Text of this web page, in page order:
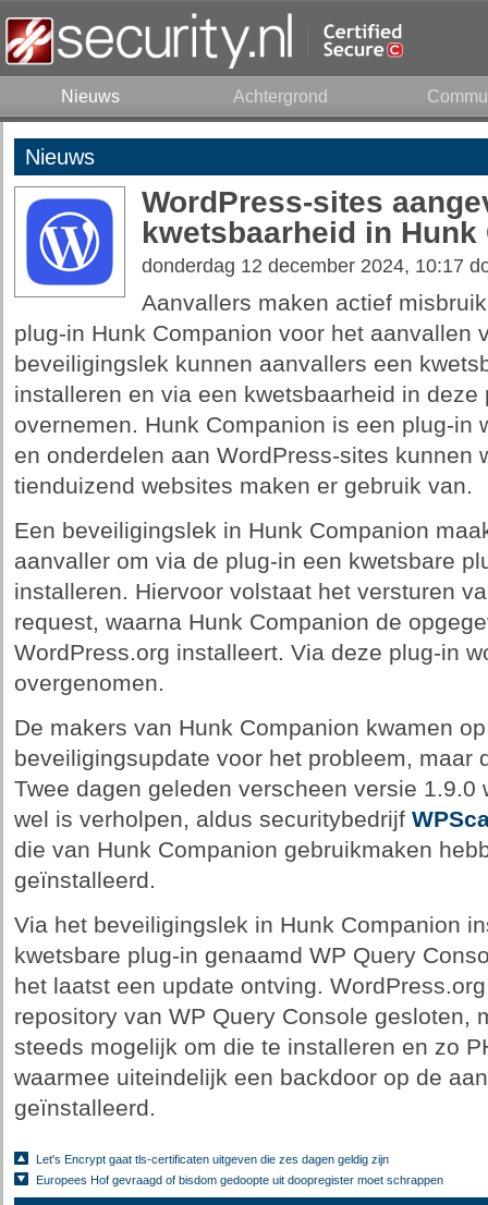
Nieuws Achtergrond
Nieuws
WordPress-sites
kwetsbaarheid in
donderdag 12 december 2024, 10:17
Aanvallers maken actief
plug-in Hunk Companion voor het aanvallen
beveiligingslek kunnen aanvallers een
installeren en via een kwetsbaarheid in deze
overnemen. Hunk Companion is een plug-in
en onderdelen aan WordPress-sites kunnen
tienduizend websites maken er gebruik van.
Een beveiligingslek in Hunk Companion
aanvaller om via de plug-in een kwetsbare
installeren. Hiervoor volstaat het versturen
request, waarna Hunk Companion de
WordPress.org installeert. Via deze plug-in
overgenomen.
De makers van Hunk Companion kwamen
beveiligingsupdate voor het probleem, maar
Twee dagen geleden verscheen versie 1.9.0
wel is verholpen, aldus securitybedrijf
die van Hunk Companion gebruikmaken
geïnstalleerd.
Via het beveiligingslek in Hunk Companion
kwetsbare plug-in genaamd WP Query
het laatst een update ontving.
repository van WP Query Console gesloten,
steeds mogelijk om die te installeren en zo
waarmee uiteindelijk een backdoor op de
geïnstalleerd.
Let's Encrypt gaat tls-certificaten uitgeven die zes dagen geldig zijn
Europees Hof gevraagd of bisdom gedoopte uit doopregister moet schrappen